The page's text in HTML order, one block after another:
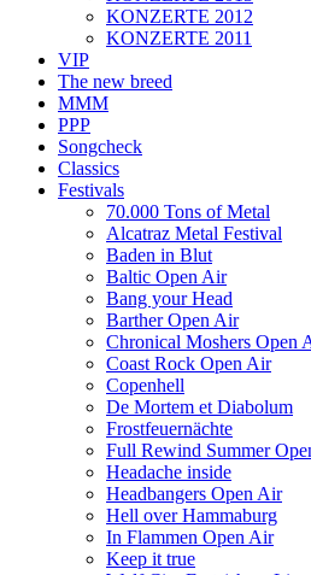
KONZERTE 2012
KONZERTE 2011
VIP
The new breed
MMM
PPP
Songcheck
Classics
Festivals
70.000 Tons of Metal
Alcatraz Metal Festival
Baden in Blut
Baltic Open Air
Bang your Head
Barther Open Air
Chronical Moshers Open
Coast Rock Open Air
Copenhell
De Mortem et Diabolum
Frostfeuernächte
Full Rewind Summer
Headache inside
Headbangers Open Air
Hell over Hammaburg
In Flammen Open Air
Keep it true